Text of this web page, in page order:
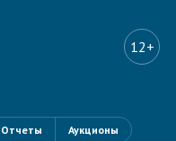
12+
Отчеты Аукционы